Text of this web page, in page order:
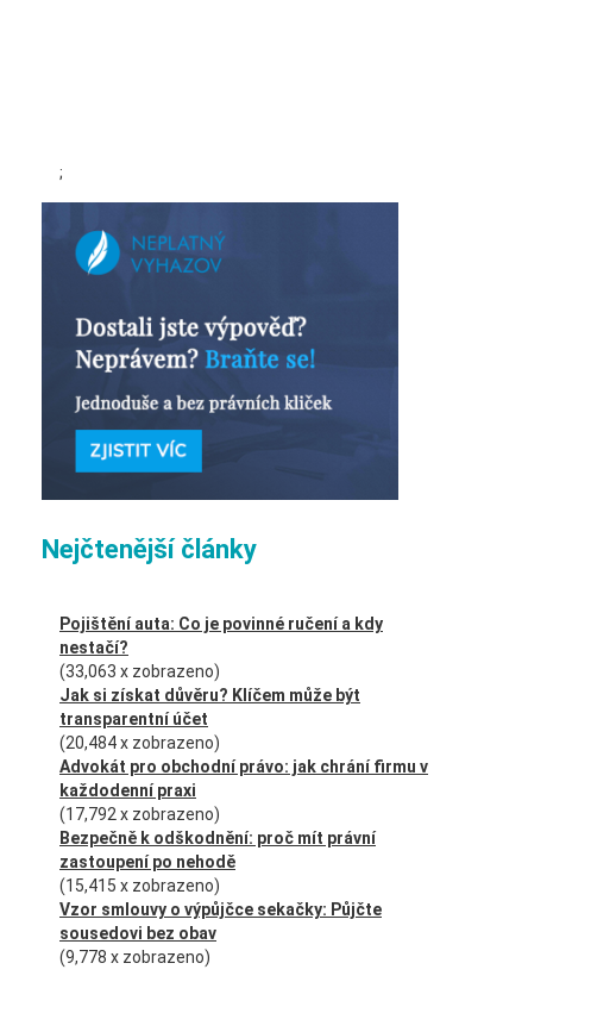
;
Nejčtenější články
Pojištění auta: Co je povinné ručení a kdy
nestačí?
(33,063 x zobrazeno)
Jak si získat důvěru? Klíčem může být
transparentní účet
(20,484 x zobrazeno)
Advokát pro obchodní právo: jak chrání firmu v
každodenní praxi
(17,792 x zobrazeno)
Bezpečně k odškodnění: proč mít právní
zastoupení po nehodě
(15,415 x zobrazeno)
Vzor smlouvy o výpůjčce sekačky: Půjčte
sousedovi bez obav
(9,778 x zobrazeno)